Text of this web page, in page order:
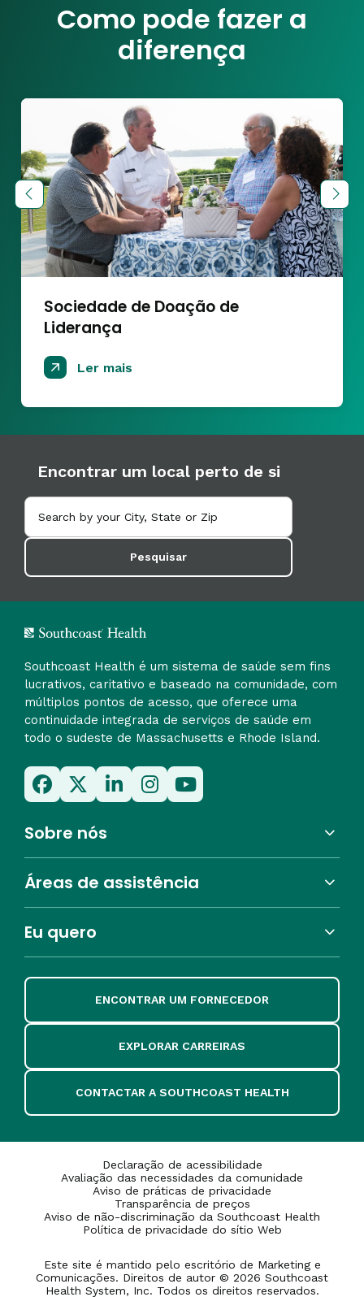
Como pode fazer a
diferença
Sociedade de Doação de
Liderança
Ler mais
Encontrar um local perto de si
Pesquisar
Southcoast Health é um sistema de saúde sem fins
lucrativos, caritativo e baseado na comunidade, com
múltiplos pontos de acesso, que oferece uma
continuidade integrada de serviços de saúde em
todo o sudeste de Massachusetts e Rhode Island.
Sobre nós
Áreas de assistência
Eu quero
ENCONTRAR UM FORNECEDOR
EXPLORAR CARREIRAS
CONTACTAR A SOUTHCOAST HEALTH
Declaração de acessibilidade
Avaliação das necessidades da comunidade
Aviso de práticas de privacidade
Transparência de preços
Aviso de não-discriminação da Southcoast Health
Política de privacidade do sítio Web
Este site é mantido pelo escritório de Marketing e
Comunicações. Direitos de autor © 2026 Southcoast
Health System, Inc. Todos os direitos reservados.